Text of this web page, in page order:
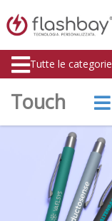
Tutte le categorie
Touch